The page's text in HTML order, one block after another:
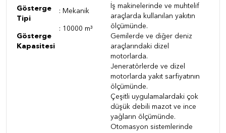
Gösterge
Tipi
: Mekanik
Gösterge
Kapasitesi
: 10000 m³
İş makinelerinde ve muhtelif
araçlarda kullanılan yakıtın
ölçümünde.
Gemilerde ve diğer deniz
araçlarındaki dizel
motorlarda.
Jeneratörlerde ve dizel
motorlarda yakıt sarfiyatının
ölçümünde.
Çeşitli uygulamalardaki çok
düşük debili mazot ve ince
yağların ölçümünde.
Otomasyon sistemlerinde